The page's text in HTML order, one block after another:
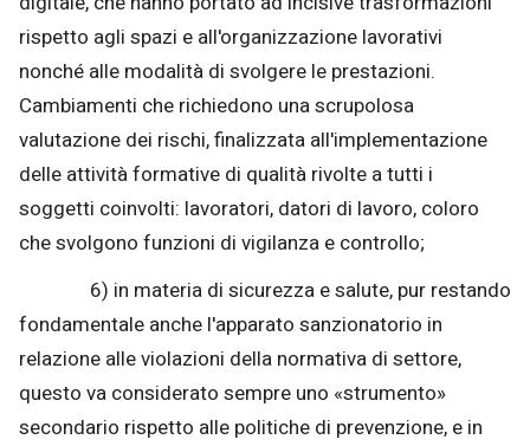
rispetto agli spazi e all'organizzazione lavorativi
nonché alle modalità di svolgere le prestazioni.
Cambiamenti che richiedono una scrupolosa
valutazione dei rischi, finalizzata all'implementazione
delle attività formative di qualità rivolte a tutti i
soggetti coinvolti: lavoratori, datori di lavoro, coloro
che svolgono funzioni di vigilanza e controllo;
6) in materia di sicurezza e salute, pur restando
fondamentale anche l'apparato sanzionatorio in
relazione alle violazioni della normativa di settore,
questo va considerato sempre uno «strumento»
secondario rispetto alle politiche di prevenzione, e in